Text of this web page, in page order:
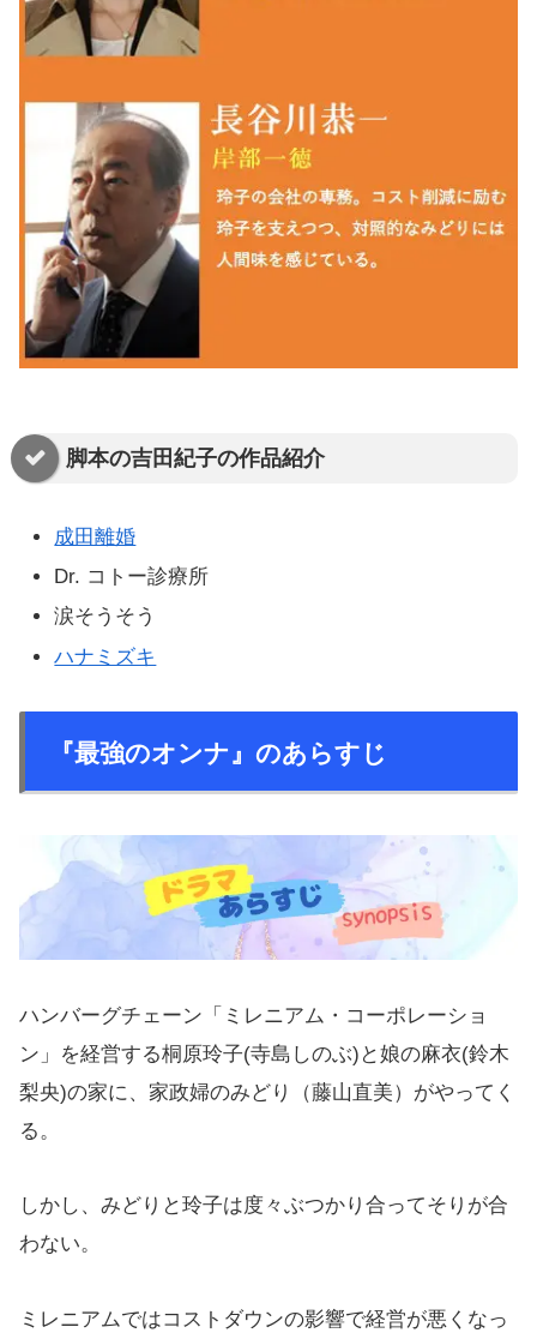
脚本の吉田紀子の作品紹介
成田離婚
Dr. コトー診療所
涙そうそう
ハナミズキ
『最強のオンナ』のあらすじ
ハンバーグチェーン「 ミレニアム・コーポレーショ
ン 」を経営する桐原玲子(寺島しのぶ)と娘の麻衣(鈴木
梨央)の家に、家政婦のみどり
（藤山直美） がやってく
る。
しかし、みどりと玲子は度々ぶつかり合ってそりが合
わない。
ミレニアムではコストダウンの影響で経営が悪くなっ